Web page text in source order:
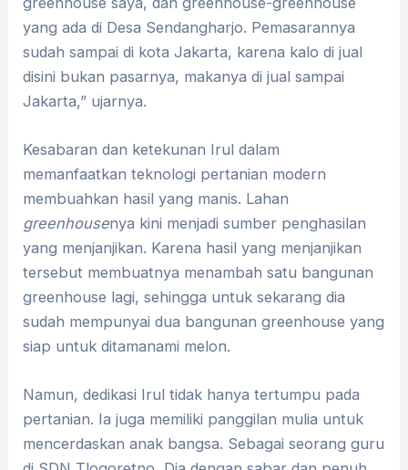
yang ada di Desa Sendangharjo. Pemasarannya
sudah sampai di kota Jakarta, karena kalo di jual
disini bukan pasarnya, makanya di jual sampai
Jakarta,” ujarnya.
Kesabaran dan ketekunan Irul dalam
memanfaatkan teknologi pertanian modern
membuahkan hasil yang manis. Lahan
greenhousenya kini menjadi sumber penghasilan
yang menjanjikan. Karena hasil yang menjanjikan
tersebut membuatnya menambah satu bangunan
greenhouse lagi, sehingga untuk sekarang dia
sudah mempunyai dua bangunan greenhouse yang
siap untuk ditamanami melon.
Namun, dedikasi Irul tidak hanya tertumpu pada
pertanian. Ia juga memiliki panggilan mulia untuk
mencerdaskan anak bangsa. Sebagai seorang guru